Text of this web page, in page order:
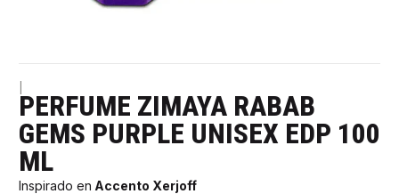
PERFUME ZIMAYA RABAB
GEMS PURPLE UNISEX EDP 100
ML
Inspirado en Accento Xerjoff